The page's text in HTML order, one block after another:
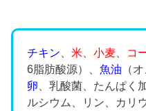
チキン 、米 、小麦 コ
6脂肪酸源）、魚油 （
卵 、乳酸菌、たんぱく
ルシウム、リン、カリ